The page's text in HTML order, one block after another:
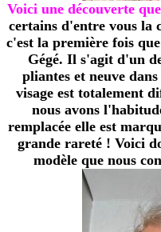
Voici une découverte
certains d'entre vous la
c'est la première fois
Gégé. Il s'agit d'un
pliantes et neuve
visage est totalement
nous avons
remplacée elle est
grande rareté ! Voici
modèle que nous